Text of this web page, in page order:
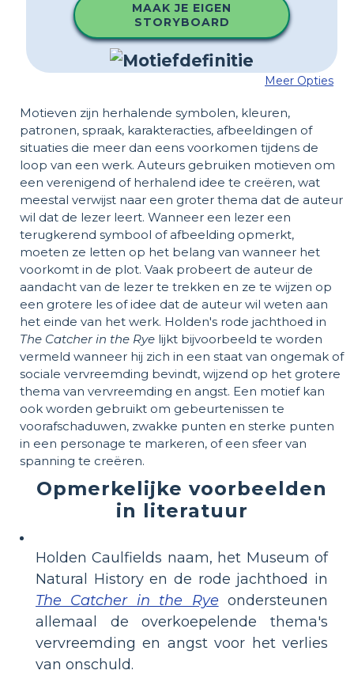
MAAK JE EIGEN
STORYBOARD
Meer Opties
Motieven zijn herhalende symbolen, kleuren,
patronen, spraak, karakteracties, afbeeldingen of
situaties die meer dan eens voorkomen tijdens de
loop van een werk. Auteurs gebruiken motieven om
een ​​verenigend of herhalend idee te creëren, wat
meestal verwijst naar een groter thema dat de auteur
wil dat de lezer leert. Wanneer een lezer een
terugkerend symbool of afbeelding opmerkt,
moeten ze letten op het belang van wanneer het
voorkomt in de plot. Vaak probeert de auteur de
aandacht van de lezer te trekken en ze te wijzen op
een grotere les of idee dat de auteur wil weten aan
het einde van het werk. Holden's rode jachthoed in
The Catcher in the Rye lijkt bijvoorbeeld te worden
vermeld wanneer hij zich in een staat van ongemak of
sociale vervreemding bevindt, wijzend op het grotere
thema van vervreemding en angst. Een motief kan
ook worden gebruikt om gebeurtenissen te
voorafschaduwen, zwakke punten en sterke punten
in een personage te markeren, of een sfeer van
spanning te creëren.
Opmerkelijke voorbeelden
in literatuur
Holden Caulfields naam, het Museum of
Natural History en de rode jachthoed in
The Catcher in the Rye ondersteunen
allemaal de overkoepelende thema's
vervreemding en angst voor het verlies
van onschuld.